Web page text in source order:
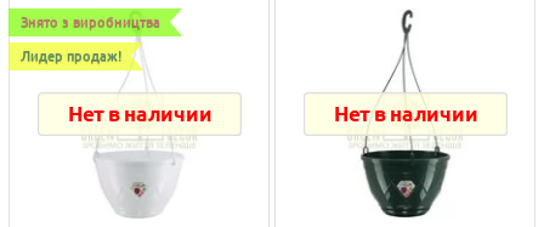
Знято з виробництва
Лидер продаж!
Нет в наличии Нет в наличии